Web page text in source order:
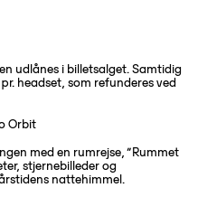
udlånes i billetsalget. Samtidig
headset, som refunderes ved
Orbit
med en rumrejse, “Rummet
stjernebilleder og
nattehimmel.